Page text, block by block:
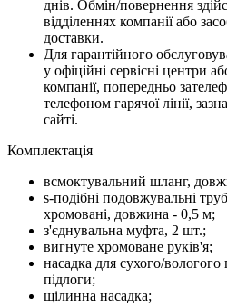
днів. Обмін/повернення
відділеннях компанії або
доставки.
Для гарантійного
у офіційні сервісні центри
компанії, попередньо
телефоном гарячої лінії,
сайті.
Комплектацiя
всмоктувальний шланг,
s-подібні подовжувальні
хромовані, довжина - 0,5 м;
з'єднувальна муфта, 2 шт.;
вигнуте хромоване руків'я;
насадка для сухого/
підлоги;
щілинна насадка;